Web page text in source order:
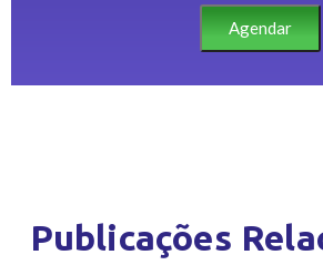
Agendar
Publicações